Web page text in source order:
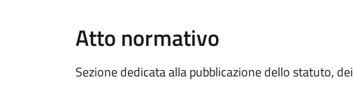
Atto normativo
Sezione dedicata alla pubblicazione dello statuto,